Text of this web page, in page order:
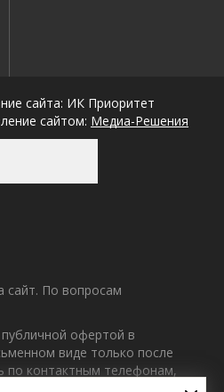
сайта: ИК Приоритет
сайтом: Медиа-Решения
сайт. По вопросам
офертой в
виде только после
по контактным телефонам,
Лучшие